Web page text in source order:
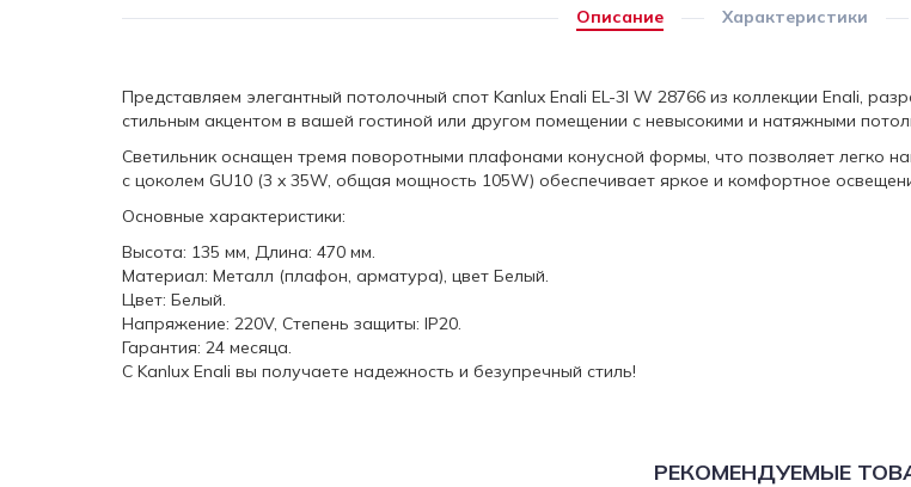
Описание Характеристики
Представляем элегантный потолочный спот Kanlux Enali EL-3I W 28766 из коллекции Enali,
стильным акцентом в вашей гостиной или другом помещении с невысокими и натяжными
Светильник оснащен тремя поворотными плафонами конусной формы, что позволяет легко
с цоколем GU10 (3 x 35W, общая мощность 105W) обеспечивает яркое и комфортное
Основные характеристики:
Высота: 135 мм, Длина: 470 мм.
Материал: Металл (плафон, арматура), цвет Белый.
Цвет: Белый.
Напряжение: 220V, Степень защиты: IP20.
Гарантия: 24 месяца.
С Kanlux Enali вы получаете надежность и безупречный стиль!
РЕКОМЕНДУЕМЫЕ